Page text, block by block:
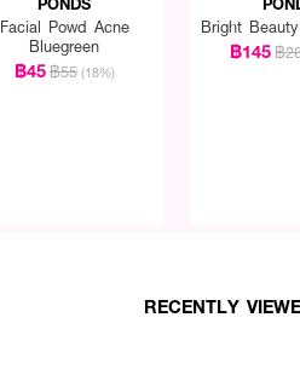
Facial Powd Acne
Bluegreen
฿45฿55 (18%)
Bright
฿145฿
RECENTLY